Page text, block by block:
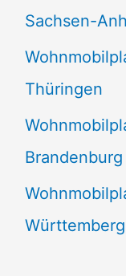
Sachsen-
Thüringen
Brandenburg
Württemberg